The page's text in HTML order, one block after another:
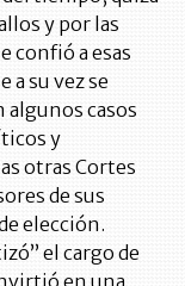
y por las
confió a esas
a su vez se
algunos casos
y
otras Cortes
de sus
elección.
el cargo de